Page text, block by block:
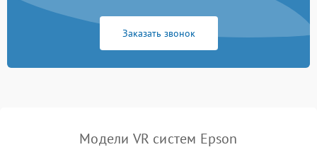
Поломка системы
автоматического
Неисправность системы
защиты от перегрева
1000 ₽ Подробнее →
Заказать звонок
Модели VR систем Epson